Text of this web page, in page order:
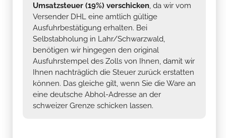
Umsatzsteuer (19%) verschicken, da wir vom
Versender DHL eine amtlich gültige
Ausfuhrbestätigung erhalten. Bei
Selbstabholung in Lahr/Schwarzwald,
benötigen wir hingegen den original
Ausfuhrstempel des Zolls von Ihnen, damit wir
Ihnen nachträglich die Steuer zurück erstatten
können. Das gleiche gilt, wenn Sie die Ware an
eine deutsche Abhol-Adresse an der
schweizer Grenze schicken lassen.